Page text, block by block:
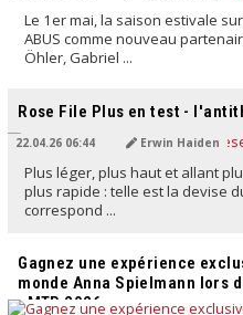
Le 1er mai, la saison estivale
ABUS comme nouveau
Öhler, Gabriel ...
Rose File Plus en test -
22.04.26 06:44 Erwin Haiden
Plus léger, plus haut et allant
plus rapide : telle est la devise
correspond ...
Gagnez une expérience
monde Anna Spielmann lors
eMTB 2026